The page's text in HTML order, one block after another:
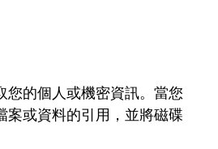
您的個人或機密資訊。當您
案或資料的引用，並將磁碟